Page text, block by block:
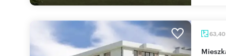
63,40